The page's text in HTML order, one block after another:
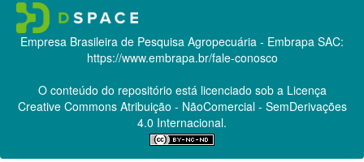
Empresa Brasileira de Pesquisa Agropecuária - Embrapa SAC:
https://www.embrapa.br/fale-conosco
O conteúdo do repositório está licenciado sob a Licença
Creative CommonsAtribuição - NãoComercial - SemDerivações
4.0 Internacional.